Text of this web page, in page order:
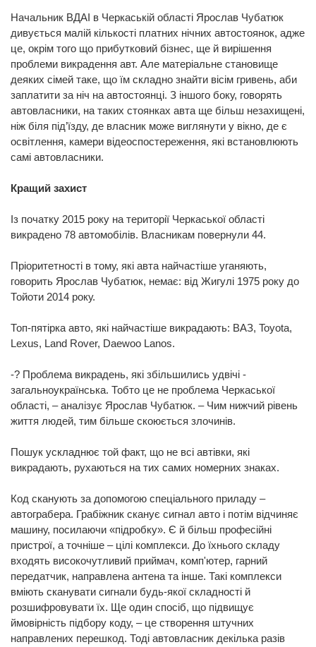
Начальник ВДАІ в Черкаській області Ярослав Чубатюк
дивується малій кількості платних нічних автостоянок, адже
це, окрім того що прибутковий бізнес, ще й вирішення
проблеми викрадення авт. Але матеріальне становище
деяких сімей таке, що їм складно знайти вісім гривень, аби
заплатити за ніч на автостоянці. З іншого боку, говорять
автовласники, на таких стоянках авта ще більш незахищені,
ніж біля під’їзду, де власник може виглянути у вікно, де є
освітлення, камери відеоспостереження, які встановлюють
самі автовласники.
Кращий захист
Із початку 2015 року на території Черкаської області
викрадено 78 автомобілів. Власникам повернули 44.
Пріоритетності в тому, які авта найчастіше уганяють,
говорить Ярослав Чубатюк, немає: від Жигулі 1975 року до
Тойоти 2014 року.
Топ-пятірка авто, які найчастіше викрадають: ВАЗ, Toyota,
Lexus, Land Rover, Daewoo Lanos.
-? Проблема викрадень, які збільшились удвічі -
загальноукраїнська. Тобто це не проблема Черкаської
області, – аналізує Ярослав Чубатюк. – Чим нижчий рівень
життя людей, тим більше скоюється злочинів.
Пошук ускладнює той факт, що не всі автівки, які
викрадають, рухаються на тих самих номерних знаках.
Код сканують за допомогою спеціального приладу –
автограбера. Грабіжник сканує сигнал авто і потім відчиняє
машину, посилаючи «підробку». Є й більш професійні
пристрої, а точніше – цілі комплекси. До їхнього складу
входять високочутливий приймач, комп'ютер, гарний
передатчик, направлена антена та інше. Такі комплекси
вміють сканувати сигнали будь-якої складності й
розшифровувати їх. Ще один спосіб, що підвищує
ймовірність підбору коду, – це створення штучних
направлених перешкод. Тоді автовласник декілька разів